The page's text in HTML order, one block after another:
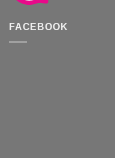
FACEBOOK